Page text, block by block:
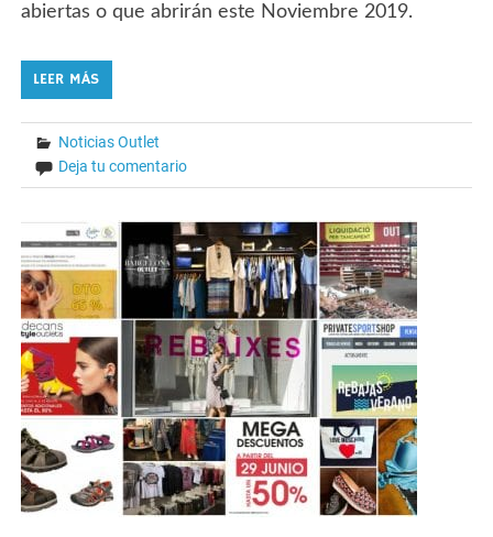
abiertas o que abrirán este Noviembre 2019.
LEER MÁS
Noticias Outlet
Deja tu comentario